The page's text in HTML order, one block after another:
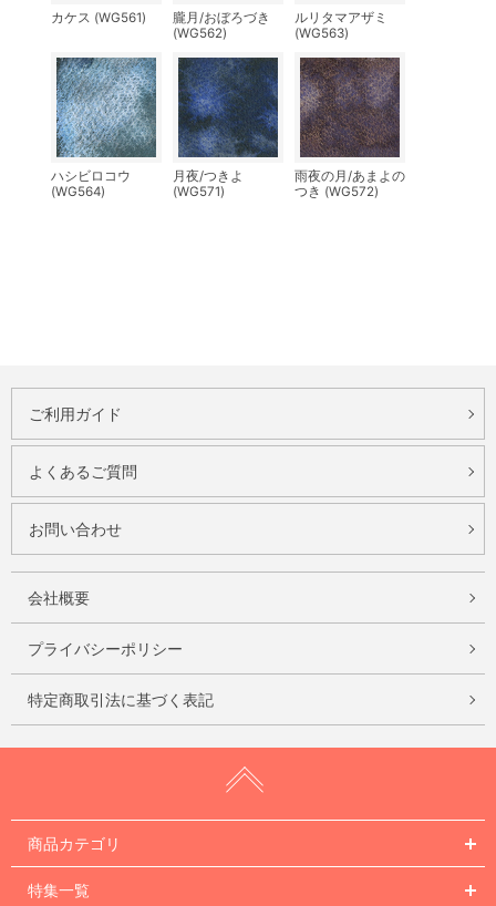
カケス (WG561)
朧月/おぼろづき
(WG562)
ルリタマアザミ
(WG563)
ハシビロコウ
(WG564)
月夜/つきよ
(WG571)
雨夜の月/あまよの
つき (WG572)
ご利用ガイド
よくあるご質問
お問い合わせ
会社概要
プライバシーポリシー
特定商取引法に基づく表記
商品カテゴリ
特集一覧